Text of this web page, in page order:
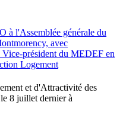
et d'Attractivité des
8 juillet dernier à